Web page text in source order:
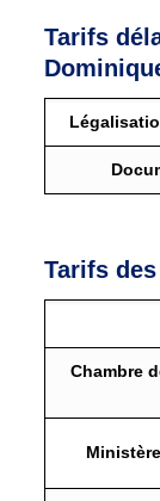
Tarifs
Tarifs
Chambre